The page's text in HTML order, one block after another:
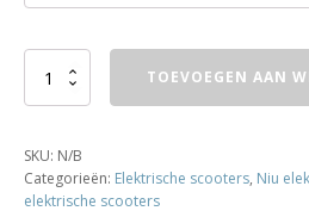
NIU
Matt
Zwart
aantal
TOEVOEGEN AAN
SKU: N/B
Categorieën: Elektrische scooters, Niu
elektrische scooters